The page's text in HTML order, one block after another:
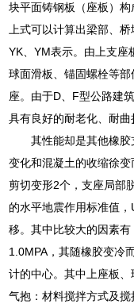
块平面铸钢板（座板）
上式可以计算出梁部、桥
YK、YM表示。由上支座
球面滑板、锚固螺栓等
座。由于D、F型公路建
具有良好的耐老化、耐曲
其性能却是其他橡
变化和混凝土的收缩徐
剪切变形2个，支座局部
的水平地震作用标准值
移。其中比较大的因素
1.0MPA，其随橡胶变冷
计的中心。其中上座板、
气抱：材料搅拌方式及